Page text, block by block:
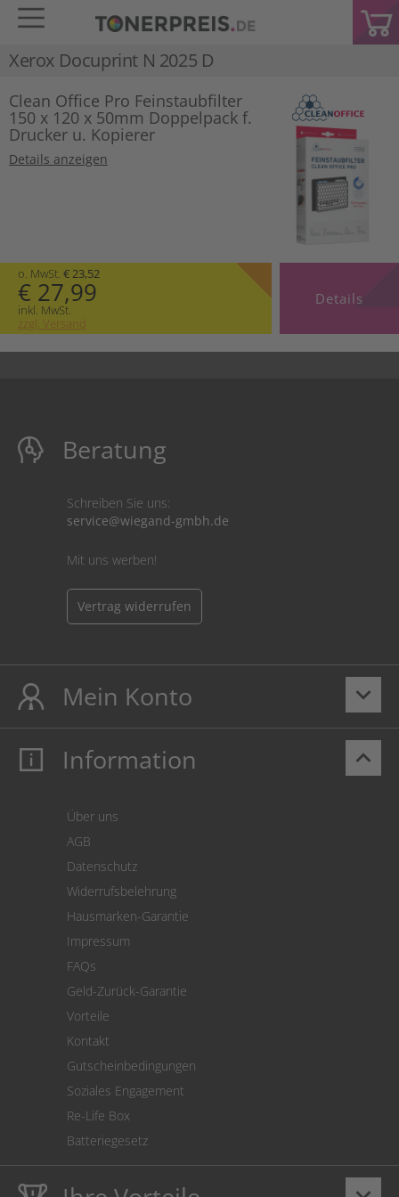
Xerox Docuprint N 2025 D
Clean Office Pro Feinstaubfilter
150 x 120 x 50mm Doppelpack f.
Drucker u. Kopierer
Details anzeigen
o. MwSt. € 23,52
€ 27,99
inkl. MwSt.
zzgl. Versand
Details
Beratung
Schreiben Sie uns:
service@wiegand-gmbh.de
Mit uns werben!
Vertrag widerrufen
keyboard_arrow_down
Mein Konto
Mein Konto
Cookie Einstellungen
keyboard_arrow_up
Information
Über uns
AGB
Datenschutz
Widerrufsbelehrung
Hausmarken-Garantie
Impressum
FAQs
Geld-Zurück-Garantie
Vorteile
Kontakt
Gutscheinbedingungen
Soziales Engagement
Re-Life Box
Batteriegesetz